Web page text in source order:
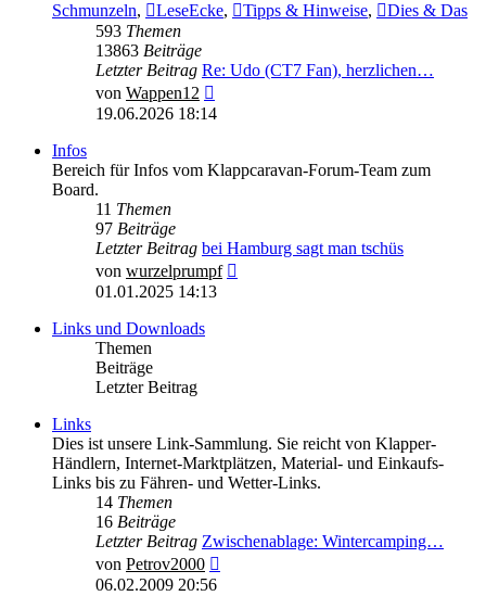
Schmunzeln, LeseEcke, Tipps & Hinweise,
Dies & Das
593 Themen
13863 Beiträge
Letzter Beitrag Re: Udo (CT7 Fan), herzlichen…
von Wappen12
Beitrag
19.06.2026 18:14
Infos
Bereich für Infos vom Klappcaravan-Forum-Team zum
Board.
11 Themen
97 Beiträge
Letzter Beitrag bei Hamburg sagt man tschüs
von wurzelprumpf
01.01.2025 14:13
Links und Downloads
Themen
Beiträge
Letzter Beitrag
Links
Dies ist unsere Link-Sammlung. Sie reicht von Klapper-
Händlern, Internet-Marktplätzen, Material- und Einkaufs-
Links bis zu Fähren- und Wetter-Links.
14 Themen
16 Beiträge
Letzter Beitrag Zwischenablage: Wintercamping…
von Petrov2000
06.02.2009 20:56